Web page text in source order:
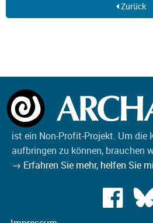
Zurück
ist ein Non-Profit-Projekt. Um die
aufbringen zu können, brauchen
→ Erfahren Sie mehr, helfen Sie